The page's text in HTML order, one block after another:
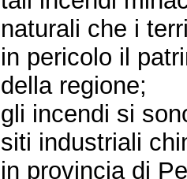
naturali che i
in pericolo il
della regione;
gli incendi si
siti industriali
in provincia di